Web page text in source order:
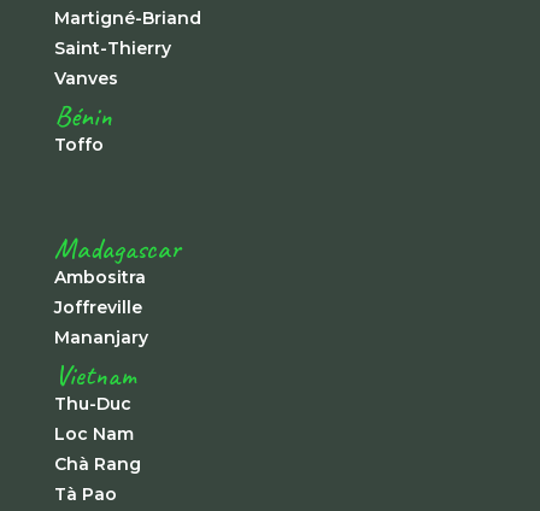
Martigné-Briand
Saint-Thierry
Vanves
Bénin
Toffo
Madagascar
Ambositra
Joffreville
Mananjary
Vietnam
Thu-Duc
Loc Nam
Chà Rang
Tà Pao